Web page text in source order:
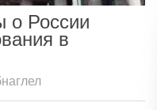
о России
в